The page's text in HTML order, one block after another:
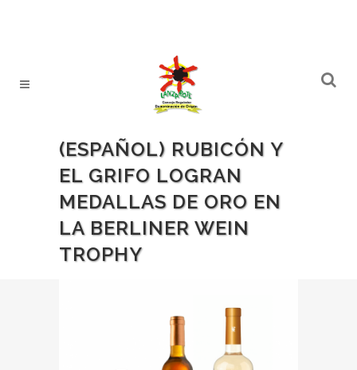
(ESPAÑOL) RUBICÓN Y
EL GRIFO LOGRAN
MEDALLAS DE ORO EN
LA BERLINER WEIN
TROPHY